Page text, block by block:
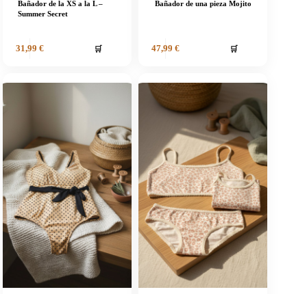
Bañador de la XS a la L –
Summer Secret
31,99 € 🛒
Bañador de una pieza Mojito
47,99 € 🛒